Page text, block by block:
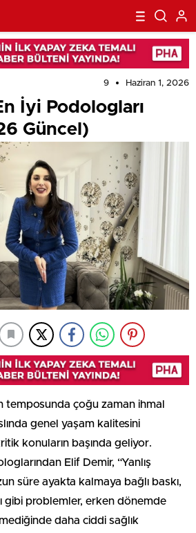
9 Haziran 1, 2026
İyi Podologları
Güncel)
temposunda çoğu zaman ihmal
genel yaşam kalitesini
konuların başında geliyor.
Elif Demir, “Yanlış
süre ayakta kalmaya bağlı baskı,
gibi problemler, erken dönemde
daha ciddi sağlık